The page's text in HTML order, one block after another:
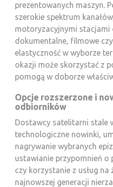
prezentowanych maszyn.
szerokie spektrum
motoryzacyjnymi stacjami
dokumentalne, filmowe
elastyczność w wyborze
okazji może skorzystać z
pomogą w doborze
Opcje rozszerzone i
odbiorników
Dostawcy satelitarni stale
technologiczne nowinki,
nagrywanie wybranych
ustawianie przypomnień o
czy korzystanie z usług na
najnowszej generacji